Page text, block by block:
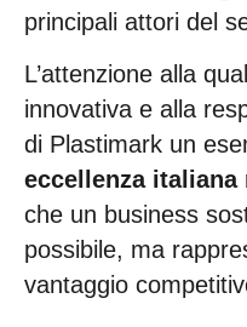
principali attori del
L’attenzione alla
innovativa e alla
di Plastimark un
eccellenza italiana
che un business
possibile, ma
vantaggio